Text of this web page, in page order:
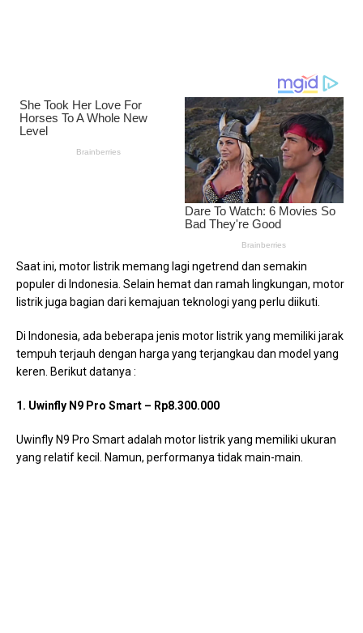
Saat ini, motor listrik memang lagi ngetrend dan semakin
populer di Indonesia. Selain hemat dan ramah lingkungan, motor
listrik juga bagian dari kemajuan teknologi yang perlu diikuti.
Di Indonesia, ada beberapa jenis motor listrik yang memiliki jarak
tempuh terjauh dengan harga yang terjangkau dan model yang
keren. Berikut datanya :
1. Uwinfly N9 Pro Smart – Rp8.300.000
Uwinfly N9 Pro Smart adalah motor listrik yang memiliki ukuran
yang relatif kecil. Namun, performanya tidak main-main.